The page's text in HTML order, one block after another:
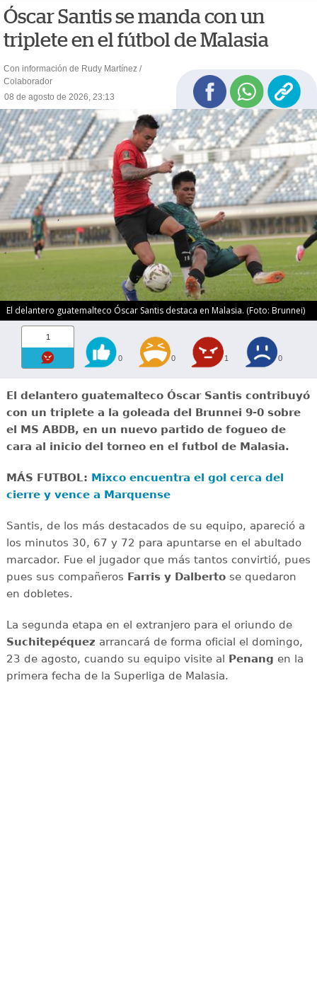
Óscar Santis se manda con un
triplete en el fútbol de Malasia
Con información de Rudy Martínez /
Colaborador
08 de agosto de 2026, 23:13
El delantero guatemalteco Óscar Santis destaca en Malasia. (Foto: Brunnei)
1
0 0 1 0
El delantero guatemalteco Óscar Santis contribuyó
con un triplete a la goleada del Brunnei 9-0 sobre
el MS ABDB, en un nuevo partido de fogueo de
cara al inicio del torneo en el futbol de Malasia.
MÁS FUTBOL: Mixco encuentra el gol cerca del
cierre y vence a Marquense
Santis, de los más destacados de su equipo, apareció a
los minutos 30, 67 y 72 para apuntarse en el abultado
marcador. Fue el jugador que más tantos convirtió, pues
pues sus compañeros Farris y Dalbertose quedaron
en dobletes.
La segunda etapa en el extranjero para el oriundo de
Suchitepéquez arrancará de forma oficial el domingo,
23 de agosto, cuando su equipo visite al
Penang en la
primera fecha de la Superliga de Malasia.